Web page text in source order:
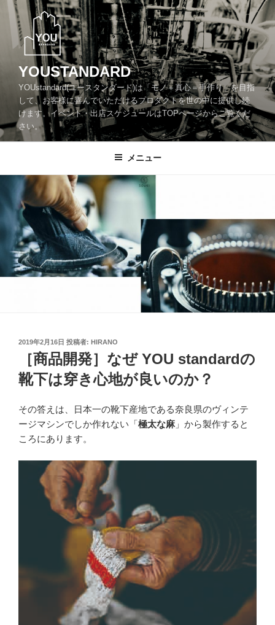
ッ
プ
YOUSTANDARD
YOUstandard(ユースタンダード)は「モノ＋真心＝手作り」を目指
して、お客様に喜んでいただけるプロダクトを世の中に提供し続
けます。イベント・出店スケジュールはTOPページからご覧くだ
さい。
メニュー
投
2019年2月16日 投稿者: HIRANO
［商品開発］なぜ YOU standardの
靴下は穿き心地が良いのか？
その答えは、日本一の靴下産地である奈良県のヴィンテ
ージマシンでしか作れない「極太な麻」から製作すると
ころにあります。